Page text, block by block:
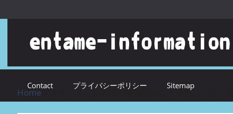
Contact プライバシーポリシー Sitemap
Home スザンヌと元旦那の離婚理由は？子供はいる？